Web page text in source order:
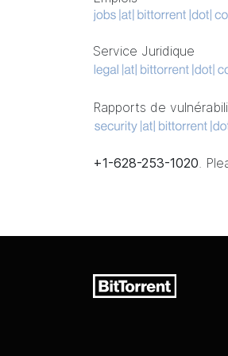
Service Juridique
Rapports de
+1-628-253-1020.